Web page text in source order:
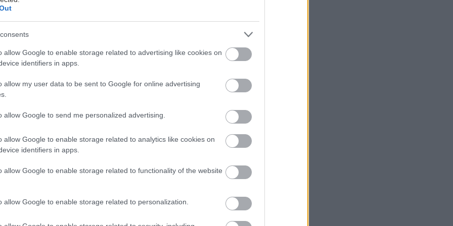
allow Google to enable storage related to advertising like cookies on
identifiers in apps.
allow my user data to be sent to Google for online advertising
allow Google to send me personalized advertising.
allow Google to enable storage related to analytics like cookies on
identifiers in apps.
allow Google to enable storage related to functionality of the website
allow Google to enable storage related to personalization.
Ηρώ Κουνάδη
Μενάνδρου και Σοφοκλέους. Ένα μικρό Κινεζάκι, μαζί με την
τα περιστέρια που έχουν μαζευτεί κατά δεκάδες γύρω τους.
πηγαινοέρχονται μεταφέροντας τεράστια κιβώτια με αυτοσχέδια
Ινδών καπνίζει στον δρόμο κάτω από την ταμπέλα που
ταβέρνα», μερικά τετράγωνα πιο πάνω. Γυρίζουν καθώς περνάμε.
είναι αυτό που διακρίνω στο βλέμμα τους, καθώς πέφτει στη
Σ’ ένα πεζούλι της πλατείας πάνω από την Σωκράτους, δύο
καθορίζουν με κουτάλια την δόση τους. Έξω από το Μπαχάρ στην
κερνούν τους περαστικούς φρεσκοψημένα λουκάνικα. Πόσοι